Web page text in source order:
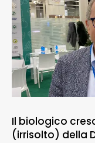
Il biologico
(irrisolto) della